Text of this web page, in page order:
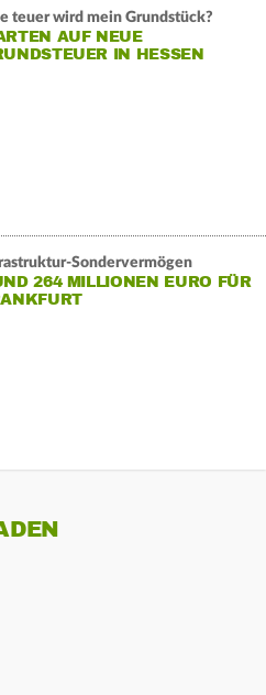
teuer wird mein Grundstück?
AUF NEUE
IN HESSEN
Sondervermögen
264 MILLIONEN EURO FÜR